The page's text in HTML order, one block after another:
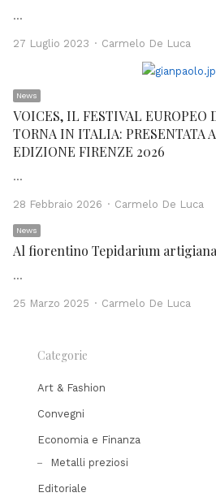
…
27 Luglio 2023 Author
Carmelo De Luca
News
VOICES, IL FESTIVAL EUROPEO
TORNA IN ITALIA: PRESENTATA
EDIZIONE FIRENZE 2026
…
28 Febbraio 2026 Author
Carmelo De Luca
News
Al fiorentino Tepidarium
…
25 Marzo 2025 Author
Carmelo De Luca
Categorie
Art & Fashion
Convegni
Economia e Finanza
Metalli preziosi
Editoriale